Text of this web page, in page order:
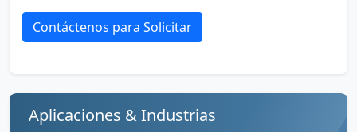
Contáctenos para Solicitar
Aplicaciones & Industrias